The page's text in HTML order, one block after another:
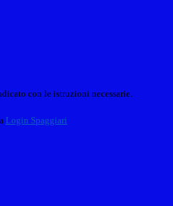
con le istruzioni necessarie.
Login Spaggiari